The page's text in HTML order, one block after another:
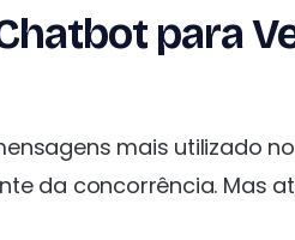
para
mais utilizado
da concorrência. Mas